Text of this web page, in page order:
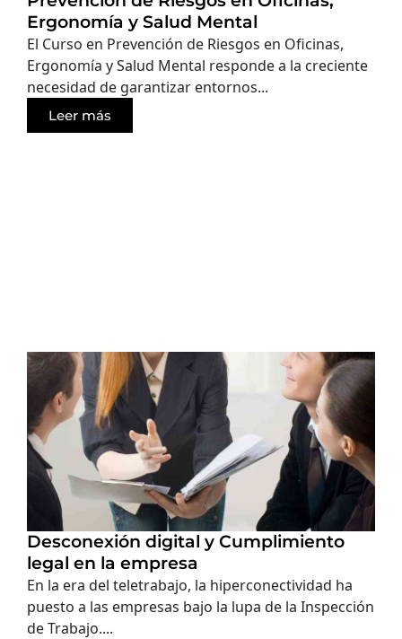
Ergonomía y Salud Mental
El Curso en Prevención de Riesgos en Oficinas,
Ergonomía y Salud Mental responde a la creciente
necesidad de garantizar entornos...
Leer más
Desconexión digital y Cumplimiento
legal en la empresa
En la era del teletrabajo, la hiperconectividad ha
puesto a las empresas bajo la lupa de la Inspección
de Trabajo....